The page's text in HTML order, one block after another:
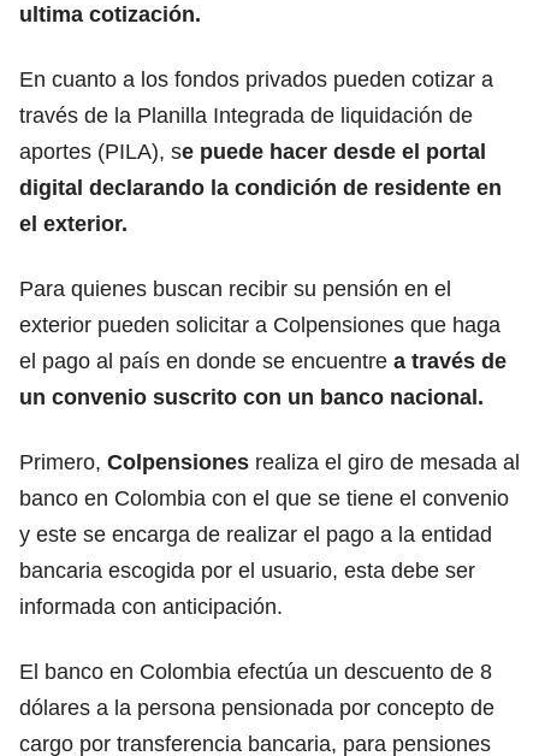
ultima cotización.
En cuanto a los fondos privados pueden cotizar a
través de la Planilla Integrada de liquidación de
aportes (PILA), se puede hacer desde el portal
digital declarando la condición de residente en
el exterior.
Para quienes buscan recibir su pensión en el
exterior pueden solicitar a Colpensiones que haga
el pago al país en donde se encuentre a través de
un convenio suscrito con un banco nacional.
Primero, Colpensiones realiza el giro de mesada al
banco en Colombia con el que se tiene el convenio
y este se encarga de realizar el pago a la entidad
bancaria escogida por el usuario, esta debe ser
informada con anticipación.
El banco en Colombia efectúa un descuento de 8
dólares a la persona pensionada por concepto de
cargo por transferencia bancaria, para pensiones